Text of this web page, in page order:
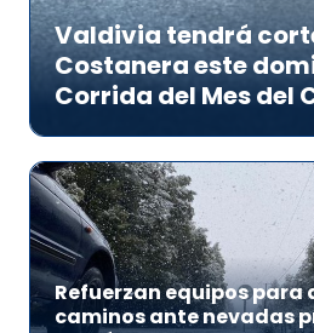
Valdivia tendrá
Costanera este
Corrida del Mes del
Refuerzan equipos para
caminos ante nevadas